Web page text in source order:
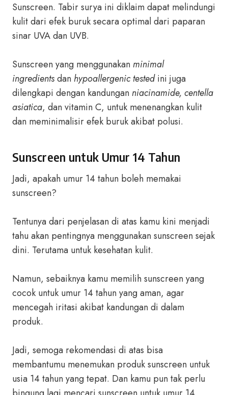
Sunscreen. Tabir surya ini diklaim dapat melindungi
kulit dari efek buruk secara optimal dari paparan
sinar UVA dan UVB.
Sunscreen yang menggunakanminimal
ingredientsdan hypoallergenic testedini juga
dilengkapi dengan kandunganniacinamide, centella
asiatica, dan vitamin C, untuk menenangkan kulit
dan meminimalisir efek buruk akibat polusi.
Sunscreen untuk Umur 14 Tahun
Jadi, apakah umur 14 tahun boleh memakai
sunscreen?
Tentunya dari penjelasan di atas kamu kini menjadi
tahu akan pentingnya menggunakan sunscreen sejak
dini. Terutama untuk kesehatan kulit.
Namun, sebaiknya kamu memilih sunscreen yang
cocok untuk umur 14 tahun yang aman, agar
mencegah iritasi akibat kandungan di dalam
produk.
Jadi, semoga rekomendasi di atas bisa
membantumu menemukan produk sunscreen untuk
usia 14 tahun yang tepat. Dan kamu pun tak perlu